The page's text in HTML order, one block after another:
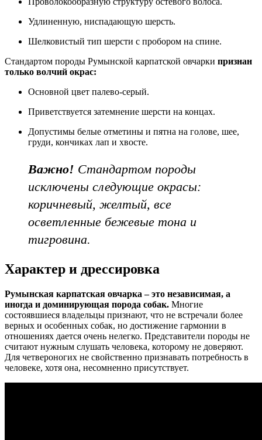
Удлиненную, ниспадающую шерсть.
Шелковистый тип шерсти с пробором на спине.
Стандартом породы Румынской карпатской овчарки признан
только волчий окрас:
Основной цвет палево-серый.
Приветствуется затемнение шерсти на концах.
Допустимы белые отметины и пятна на голове, шее,
груди, кончиках лап и хвосте.
Важно! Стандартом породы
исключены следующие окрасы:
коричневый, желтый, все
осветленные бежевые тона и
тигровина.
Характер и дрессировка
Румынская карпатская овчарка – это независимая, а
иногда и доминирующая порода собак. Многие
состоявшиеся владельцы признают, что не встречали более
верных и особенных собак, но достижение гармонии в
отношениях дается очень нелегко. Представители породы не
считают нужным слушать человека, которому не доверяют.
Для четвероногих не свойственно признавать потребность в
человеке, хотя она, несомненно присутствует.